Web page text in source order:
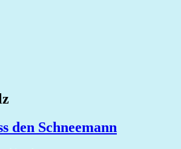
den Schneemann